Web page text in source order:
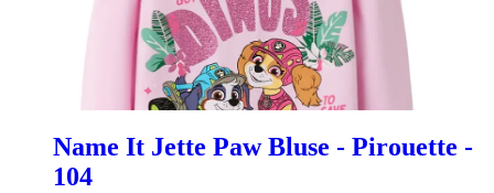
Name It Jette Paw Bluse - Pirouette -
104